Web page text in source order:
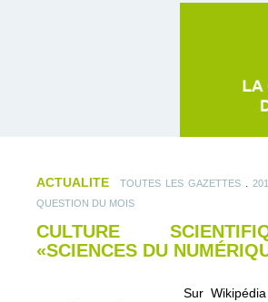
ACTUALITE TOUTES LES GAZETTES
QUESTION DU MOIS
CULTURE
«SCIENCES DU
Sur